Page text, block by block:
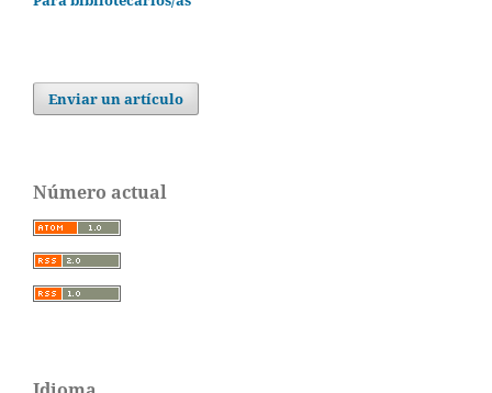
Enviar un artículo
Número actual